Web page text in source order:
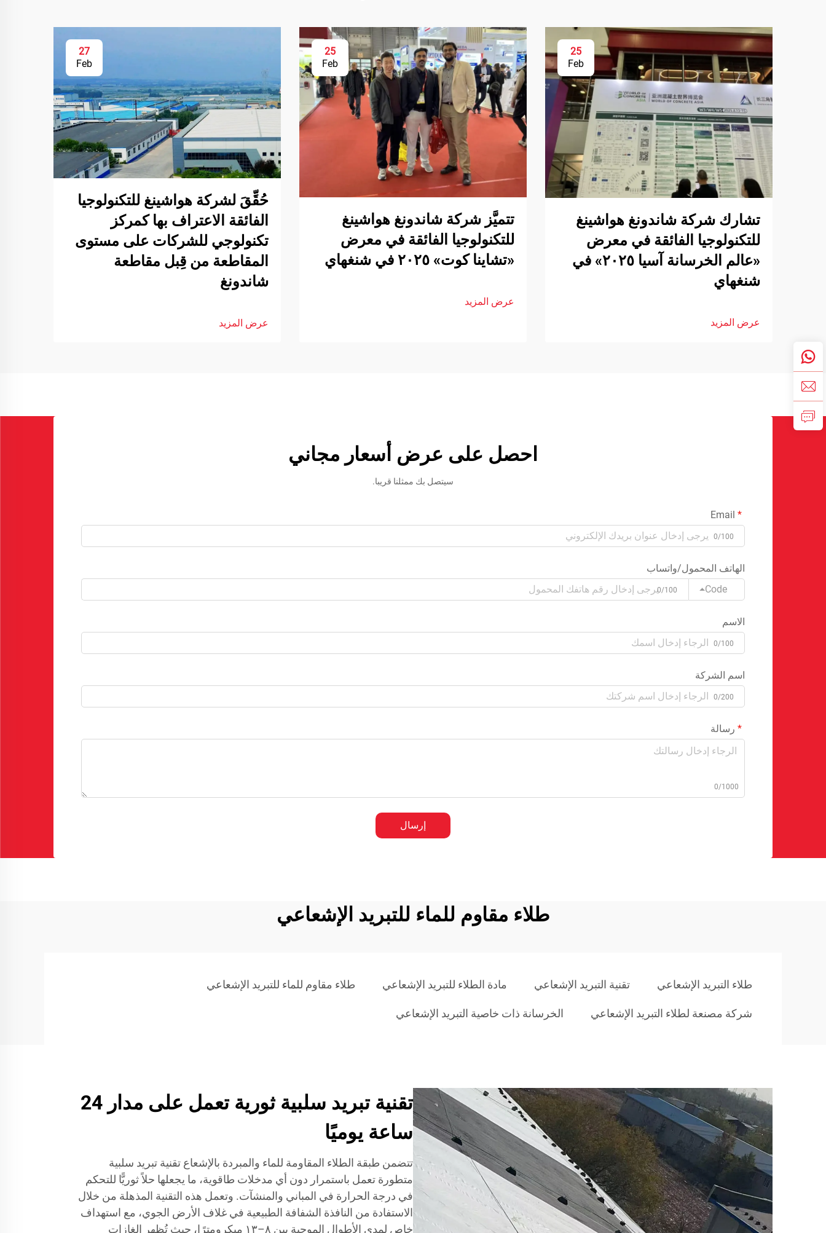
25
Feb
تشارك شركة شاندونغ هواشينغ
للتكنولوجيا الفائقة في معرض
«عالم الخرسانة آسيا ٢٠٢٥» في
شنغهاي
عرض المزيد
25
Feb
تتميَّز شركة شاندونغ هواشينغ
للتكنولوجيا الفائقة في معرض
«تشاينا كوت» ٢٠٢٥ في شنغهاي
عرض المزيد
27
Feb
حُقِّقَ لشركة هواشينغ للتكنولوجيا
الفائقة الاعتراف بها كمركز
تكنولوجي للشركات على مستوى
المقاطعة من قِبل مقاطعة
شاندونغ
عرض المزيد
احصل على عرض أسعار مجاني
سيتصل بك ممثلنا قريبا.
0/100
الهاتف المحمول/واتساب
Code
0/100
الاسم
0/100
اسم الشركة
0/200
رسالة
0/1000
إرسال
طلاء مقاوم للماء للتبريد الإشعاعي
طلاء التبريد الإشعاعي تقنية التبريد الإشعاعي مادة الطلاء للتبريد الإشعاعي طلاء مقاوم للماء للتبريد الإشعاعي
شركة مصنعة لطلاء التبريد الإشعاعي الخرسانة ذات خاصية التبريد الإشعاعي
تقنية تبريد سلبية ثورية تعمل على مدار 24
ساعة يوميًا
تتضمن طبقة الطلاء المقاومة للماء والمبردة بالإشعاع تقنية تبريد سلبية
متطورة تعمل باستمرار دون أي مدخلات طاقوية، ما يجعلها حلاً ثوريًّا للتحكم
في درجة الحرارة في المباني والمنشآت. وتعمل هذه التقنية المذهلة من خلال
الاستفادة من النافذة الشفافة الطبيعية في غلاف الأرض الجوي، مع استهداف
خاص لمدى الأطوال الموجية بين ٨–١٣ ميكرومترًا، حيث تُظهر الغازات